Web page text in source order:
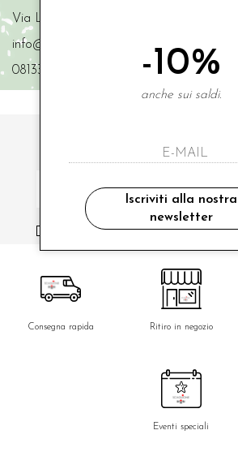
Via Luigi Mazzella,73 80077 Ischia
info@scaglionebimbi.com
0813331162
ISCRIVITI ALLA NOSTRA
ho letto ed accettato le condizioni sulla privacy.
Consegna rapida Ritiro in negozio
Eventi speciali
-10%
anche sui saldi.
Iscriviti alla nostra
newsletter